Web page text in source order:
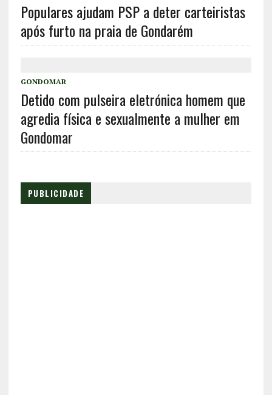
Populares ajudam PSP a deter carteiristas
após furto na praia de Gondarém
GONDOMAR
Detido com pulseira eletrónica homem que
agredia física e sexualmente a mulher em
Gondomar
PUBLICIDADE